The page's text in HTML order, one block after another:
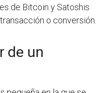
de Bitcoin y Satoshis
o conversión.
de un